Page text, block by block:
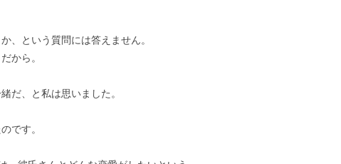
、という質問には答えません。
から。
だ、と私は思いました。
です。